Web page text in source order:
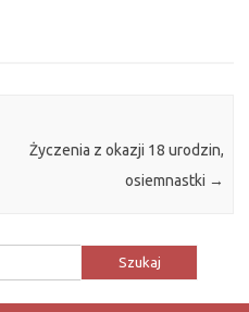
Życzenia z okazji 18 urodzin,
osiemnastki →